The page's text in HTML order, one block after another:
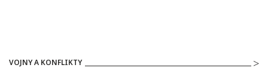
VOJNY A KONFLIKTY